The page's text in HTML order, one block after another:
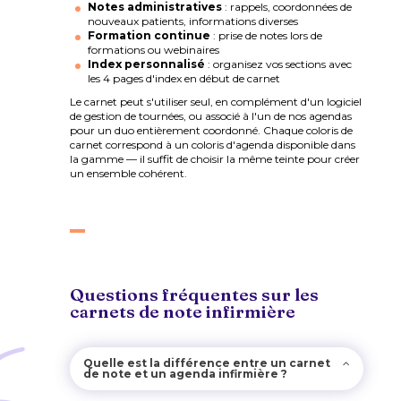
Notes administratives : rappels, coordonnées de
nouveaux patients, informations diverses
Formation continue : prise de notes lors de
formations ou webinaires
Index personnalisé : organisez vos sections avec
les 4 pages d'index en début de carnet
Le carnet peut s'utiliser seul, en complément d'un logiciel
de gestion de tournées, ou associé à l'un de nos agendas
pour un duo entièrement coordonné. Chaque coloris de
carnet correspond à un coloris d'agenda disponible dans
la gamme — il suffit de choisir la même teinte pour créer
un ensemble cohérent.
Questions fréquentes sur les
carnets de note infirmière
Quelle est la différence entre un carnet
de note et un agenda infirmière ?